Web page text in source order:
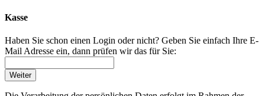
Kasse
Haben Sie schon einen Login oder nicht? Geben Sie einfach Ihre E-
Mail Adresse ein, dann prüfen wir das für Sie:
Weiter